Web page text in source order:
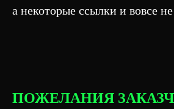
а некоторые ссылки и вовсе
ПОЖЕЛАНИЯ